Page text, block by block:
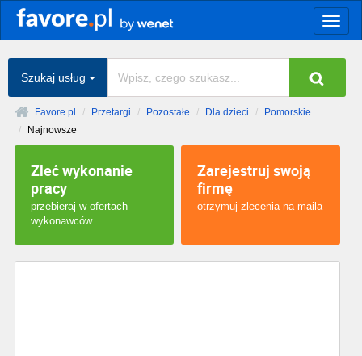
Szukaj usług
Favore.pl Przetargi Pozostałe Dla dzieci
Pomorskie
Najnowsze
Zleć wykonanie
pracy
przebieraj w ofertach
wykonawców
Zarejestruj swoją
firmę
otrzymuj zlecenia na maila